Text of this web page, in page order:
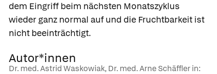
dem Eingriff beim nächsten Monatszyklus
wieder ganz normal auf und die Fruchtbarkeit ist
nicht beeinträchtigt.
Autor*innen
Dr. med. Astrid Waskowiak, Dr. med. Arne Schäffler in: